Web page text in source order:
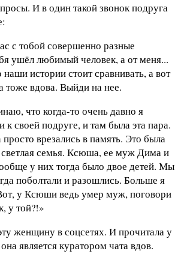
И в один такой звонок подруга
с тобой совершенно разные
ушёл любимый человек, а от меня...
истории стоит сравнивать, а вот
тоже вдова. Выйди на нее.
что когда-то очень давно я
к своей подруге, и там была эта пара.
врезались в память. Это была
светлая семья. Ксюша, ее муж Дима и
у них тогда было двое детей. Мы
поболтали и разошлись. Больше я
у Ксюши ведь умер муж, поговори
у той?!»
женщину в соцсетях. И прочитала у
является куратором чата вдов.